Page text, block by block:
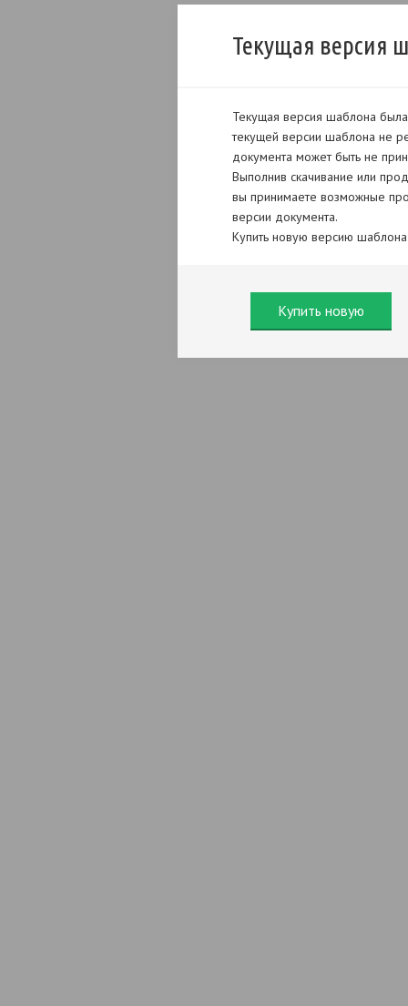
Текущая версия
Текущая версия шаблона
текущей версии шаблона не
документа может быть не
Выполнив скачивание или
вы принимаете возможные
версии документа.
Купить новую версию
Купить новую